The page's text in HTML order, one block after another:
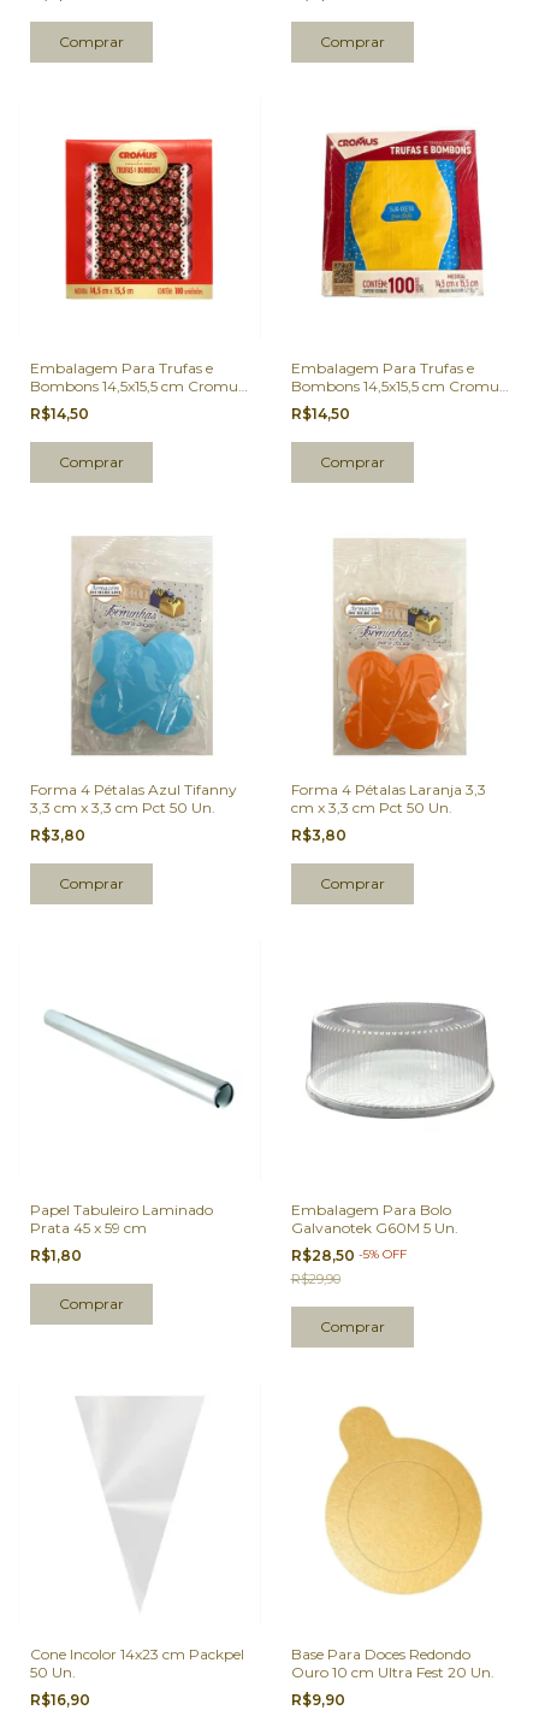
Embalagem Para Trufas e
Bombons 14,5x15,5 cm Cromus
Liberty Marrom 100 Un.
R$14,50
Embalagem Para Trufas e
Bombons 14,5x15,5 cm Cromus
Sua Dieta Que Lute 100 Un.
R$14,50
Forma 4 Pétalas Azul Tifanny
3,3 cm x 3,3 cm Pct 50 Un.
R$3,80
Forma 4 Pétalas Laranja 3,3
cm x 3,3 cm Pct 50 Un.
R$3,80
Papel Tabuleiro Laminado
Prata 45 x 59 cm
R$1,80
Embalagem Para Bolo
Galvanotek G60M 5 Un.
R$28,50 -5% OFF
R$29,90
Cone Incolor 14x23 cm Packpel
50 Un.
R$16,90
Base Para Doces Redondo
Ouro 10 cm Ultra Fest 20 Un.
R$9,90